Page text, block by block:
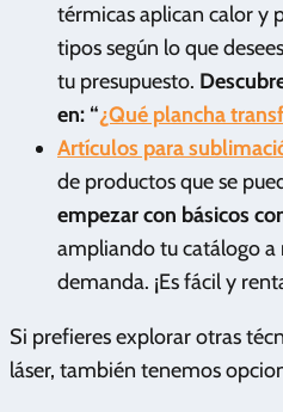
térmicas aplican calor y
tipos según lo que
tu presupuesto.
en: “¿Qué plancha
Artículos para
de productos que se
empezar con básicos
ampliando tu catálogo a
demanda. ¡Es fácil y
Si prefieres explorar otras
láser, también tenemos